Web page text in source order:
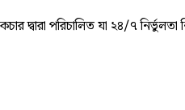
দ্বারা পরিচালিত যা ২৪/৭ নির্ভুলতা